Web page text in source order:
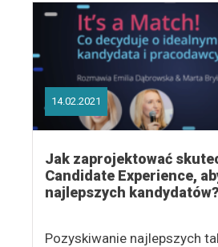
14.02.2021
Jak zaprojektować
Candidate Experience,
najlepszych kandydatów?
Pozyskiwanie najlepszych